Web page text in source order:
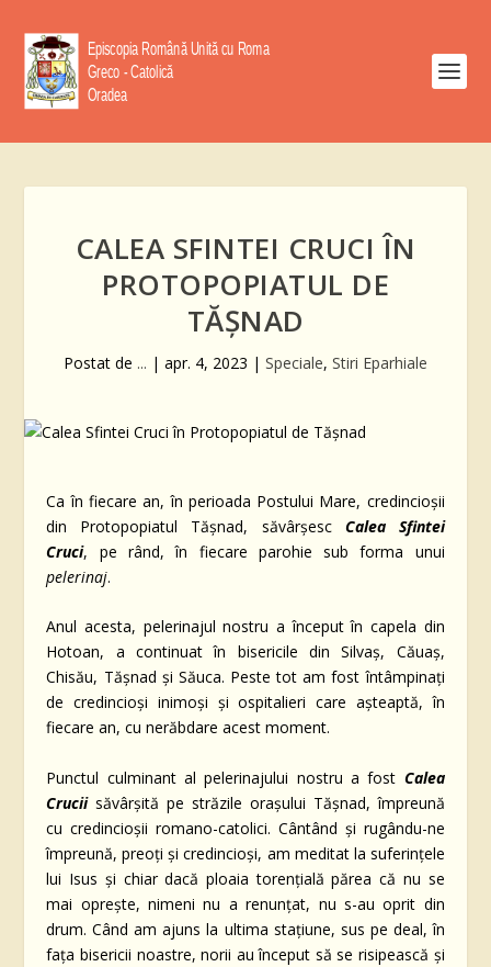
CALEA SFINTEI CRUCI ÎN
PROTOPOPIATUL DE
TĂŞNAD
Postat de ... | apr. 4, 2023 | Speciale, Stiri Eparhiale
Ca în fiecare an, în perioada Postului Mare, credincioșii
din Protopopiatul Tășnad, săvârșesc Calea Sfintei
Cruci, pe rând, în fiecare parohie sub forma unui
pelerinaj.
Anul acesta, pelerinajul nostru a început în capela din
Hotoan, a continuat în bisericile din Silvaş, Căuaș,
Chisău, Tășnad și Săuca. Peste tot am fost întâmpinați
de credincioși inimoși și ospitalieri care așteaptă, în
fiecare an, cu nerăbdare acest moment.
Punctul culminant al pelerinajului nostru a fost Calea
Cruciisăvârșită pe străzile orașului Tășnad, împreună
cu credincioșii romano-catolici. Cântând și rugându-ne
împreună, preoți și credincioși, am meditat la suferințele
lui Isus și chiar dacă ploaia torențială părea că nu se
mai oprește, nimeni nu a renunțat, nu s-au oprit din
drum. Când am ajuns la ultima stațiune, sus pe deal, în
fața bisericii noastre, norii au început să se risipească și